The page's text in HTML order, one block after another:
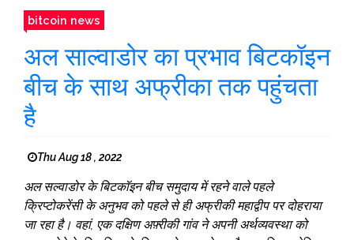
bitcoin news
अल साल्वाडोर का प्रभाव बिटकॉइन
बीच के साथ अफ्रीका तक पहुंचता
है
Thu Aug 18 , 2022
अल सल्वाडोर के बिटकॉइन बीच समुदाय में रहने वाले पहले
क्रिप्टोकरेंसी के अनुभव को पहले से ही अफ्रीकी महाद्वीप पर दोहराया
जा रहा है। वहां, एक दक्षिण अफ़्रीकी गांव ने अपनी अर्थव्यवस्था को